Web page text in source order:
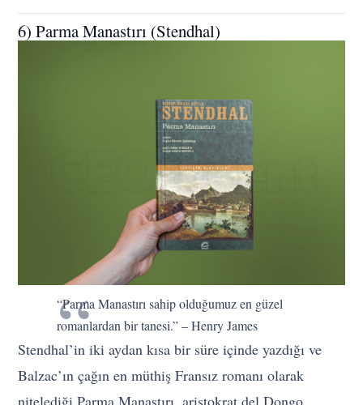
6) Parma Manastırı (Stendhal)
“Parma Manastırı sahip olduğumuz en güzel
romanlardan bir tanesi.” – Henry James
Stendhal’in iki aydan kısa bir süre içinde yazdığı ve
Balzac’ın çağın en müthiş Fransız romanı olarak
nitelediği Parma Manastırı, aristokrat del Dongo